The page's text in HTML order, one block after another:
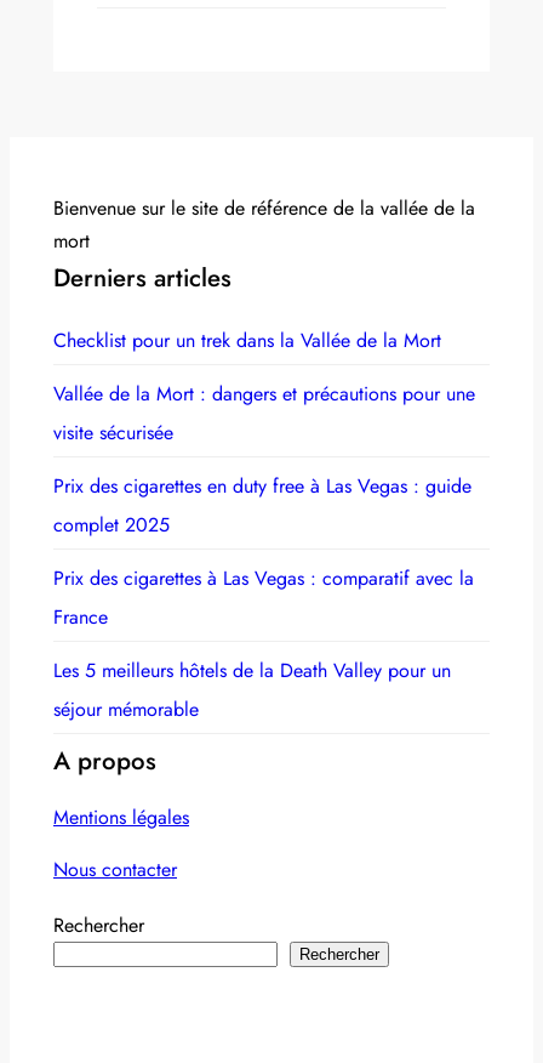
Bienvenue sur le site de référence de la vallée de la
mort
Derniers articles
Checklist pour un trek dans la Vallée de la Mort
Vallée de la Mort : dangers et précautions pour une
visite sécurisée
Prix des cigarettes en duty free à Las Vegas : guide
complet 2025
Prix des cigarettes à Las Vegas : comparatif avec la
France
Les 5 meilleurs hôtels de la Death Valley pour un
séjour mémorable
A propos
Mentions légales
Nous contacter
Rechercher
Rechercher